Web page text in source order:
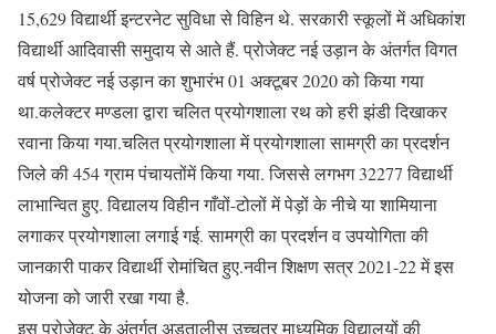
15,629 विद्यार्थी इन्टरनेट सुविधा से विहिन थे. सरकारी स्कूलों में अधिकांश
विद्यार्थी आदिवासी समुदाय से आते हैं. प्रोजेक्ट नई उड़ान के अंतर्गत विगत
वर्ष प्रोजेक्ट नई उड़ान का शुभारंभ 01 अक्टूबर 2020 को किया गया
था.कलेक्टर मण्डला द्वारा चलित प्रयोगशाला रथ को हरी झंडी दिखाकर
रवाना किया गया.चलित प्रयोगशाला में प्रयोगशाला सामग्री का प्रदर्शन
जिले की 454 ग्राम पंचायतोंमें किया गया. जिससे लगभग 32277 विद्यार्थी
लाभान्वित हुए. विद्यालय विहीन गाँवों-टोलों में पेड़ों के नीचे या शामियाना
लगाकर प्रयोगशाला लगाई गई. सामग्री का प्रदर्शन व उपयोगिता की
जानकारी पाकर विद्यार्थी रोमांचित हुए.नवीन शिक्षण सत्र 2021-22 में इस
योजना को जारी रखा गया है.
इस प्रोजेक्ट के अंतर्गत अड़तालीस उच्चतर माध्यमिक विद्यालयों की